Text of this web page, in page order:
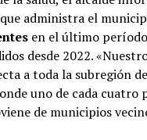
administra el
en el último
desde 2022.
a toda la subregión
uno de cada cuatro
de municipios